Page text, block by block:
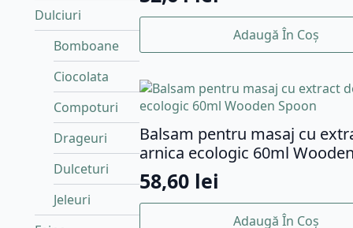
Dulciuri
Bomboane
Ciocolata
Compoturi
Drageuri
Dulceturi
Jeleuri
Adaugă În Coș
Balsam pentru masaj cu
arnica ecologic 60ml
58,60 lei
Adaugă În Coș